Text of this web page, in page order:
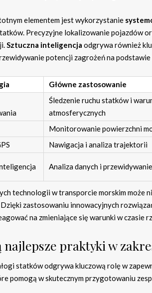
elementem jest wykorzystanie
Precyzyjne lokalizowanie pojazdów
Sztuczna inteligencja odgrywa również
potencji zagrożeń na
Główne zastosowanie
Śledzenie ruchu statków i
atmosferycznych
Monitorowanie powierzchni
Nawigacja i analiza trajektorii
Analiza danych i
technologii w transporcie morskim może
zastosowaniu innowacyjnych
na zmieniające się warunki w czasie
najlepsze praktyki w
statków odgrywa kluczową rolę w
pomogą w skutecznym przygotowaniu